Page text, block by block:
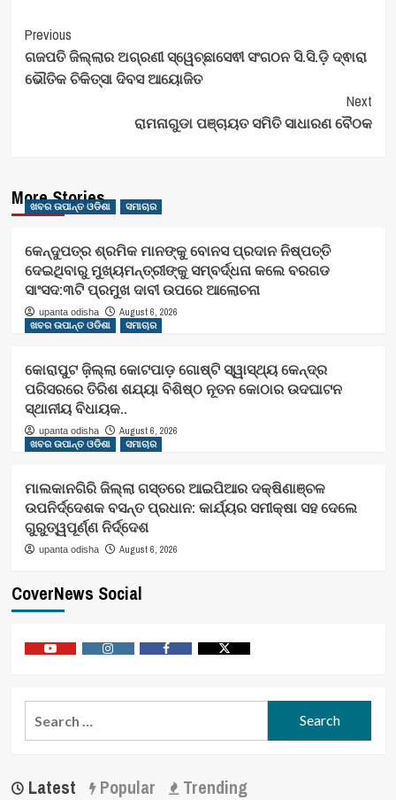
Post
Navigation
Previous
ଗଜପତି ଜିଲ୍ଲାର ଅଗ୍ରଣୀ ସ୍ୱେଚ୍ଛାସେଵୀ ସଂଗଠନ ସି.ସି.ଡ଼ି ଦ୍ଵାରା
ଭୌତିକ ଚିକିତ୍ସା ଦିବସ ଆୟୋଜିତ
Next
ରାମନାଗୁଡା ପଞ୍ଚାୟତ ସମିତି ସାଧାରଣ ବୈଠକ
More Stories
ଖବର ଉପାନ୍ତ ଓଡିଶା ସମାଚାର
କେନ୍ଦୁପତ୍ର ଶ୍ରମିକ ମାନଙ୍କୁ ବୋନସ ପ୍ରଦାନ ନିଷ୍ପତ୍ତି
ଦେଇଥିବାରୁ ମୁଖ୍ୟମନ୍ତ୍ରୀଙ୍କୁ ସମ୍ବର୍ଦ୍ଧନା କଲେ ବରଗଡ
ସାଂସଦ:୩ଟି ପ୍ରମୁଖ ଦାବୀ ଉପରେ ଆଲୋଚନା
upanta odisha
August 6, 2026
ଖବର ଉପାନ୍ତ ଓଡିଶା
ସମାଚାର
କୋରାପୁଟ ଜ଼ିଲ୍ଲା କୋଟପାଡ଼ ଗୋଷ୍ଟି ସ୍ୱାସ୍ଥ୍ୟ କେନ୍ଦ୍ର
ପରିସରରେ ତିରିଶ ଶଯ୍ୟା ବିଶିଷ୍ଠ ନୂତନ କୋଠାର ଉଦଘାଟନ
ସ୍ଥାନୀୟ ବିଧାୟକ..
upanta odisha
August 6, 2026
ଖବର ଉପାନ୍ତ ଓଡିଶା
ସମାଚାର
ମାଲକାନଗିରି ଜିଲ୍ଲା ଗସ୍ତରେ ଆଇପିଆର ଦକ୍ଷିଣାଞ୍ଚଳ
ଉପନିର୍ଦ୍ଦେଶକ ବସନ୍ତ ପ୍ରଧାନ: କାର୍ଯ୍ୟର ସମୀକ୍ଷା ସହ ଦେଲେ
ଗୁରୁତ୍ୱପୂର୍ଣ୍ଣ ନିର୍ଦ୍ଦେଶ
upanta odisha August 6, 2026
CoverNews Social
Latest Popular Trending